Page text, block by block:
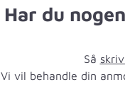
Har du
Så
Vi vil behandle din